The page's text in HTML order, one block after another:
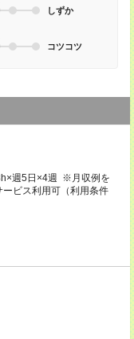
しずか
コツコツ
週5日×4週 ※月収例を
ビス利用可（利用条件